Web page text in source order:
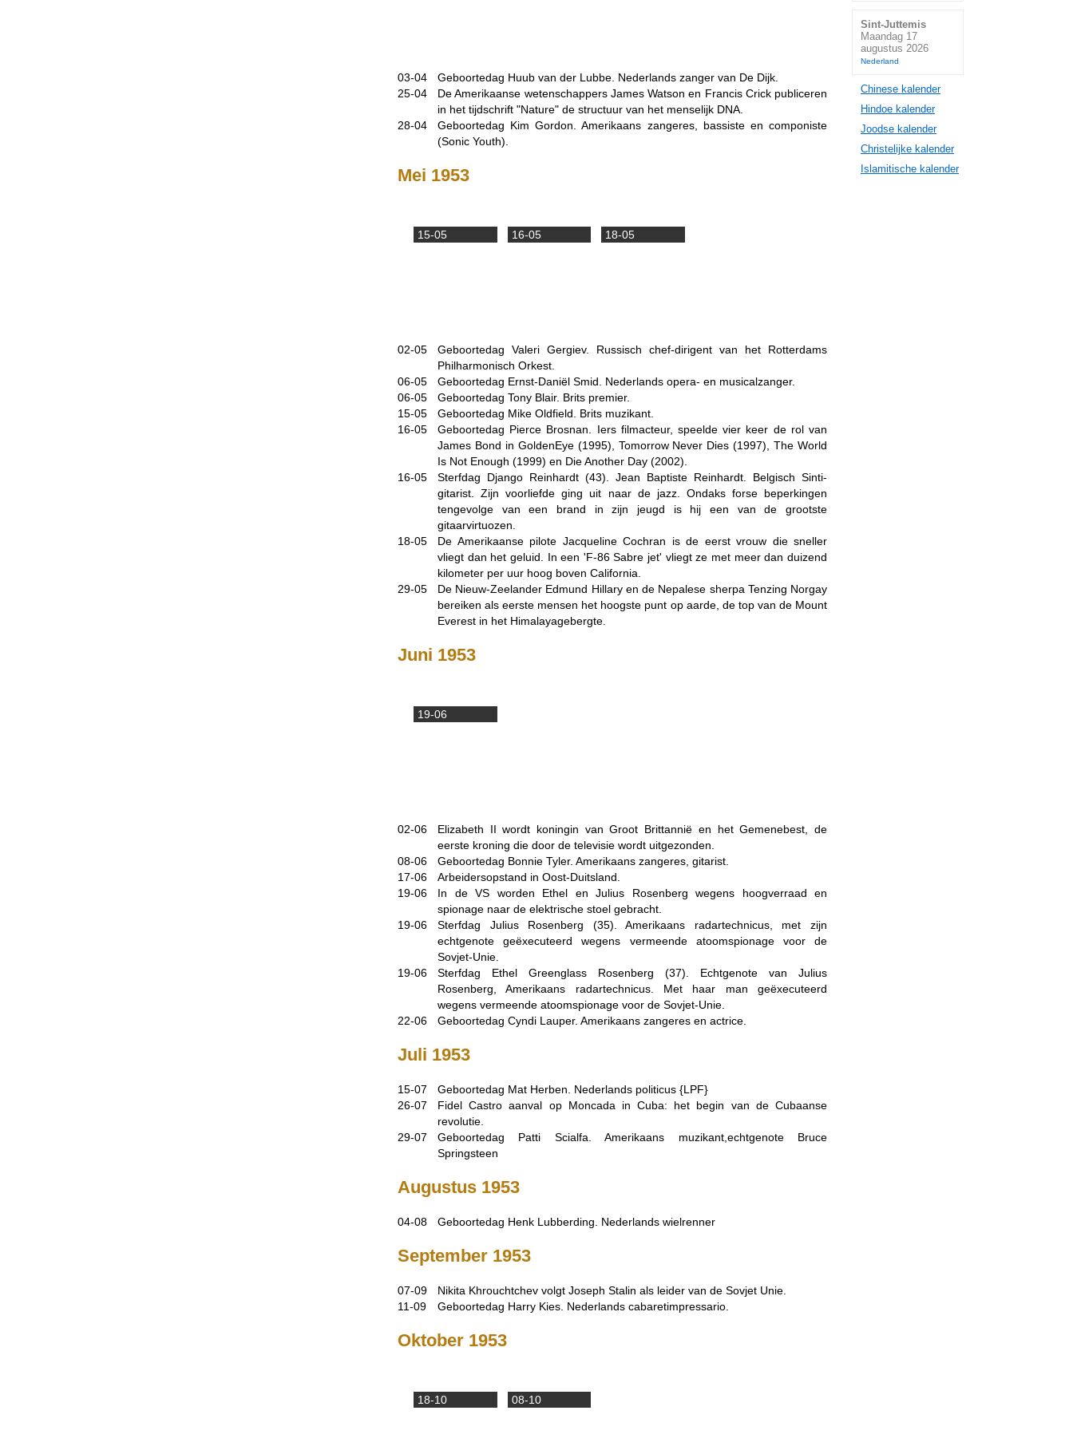
Sint-Juttemis
Maandag 17
augustus 2026
Nederland
Chinese kalender
Hindoe kalender
Joodse kalender
Christelijke kalender
Islamitische kalender
03-04
Geboortedag Huub van der Lubbe. Nederlands zanger van De Dijk.
25-04
De Amerikaanse wetenschappers James Watson en Francis Crick publiceren
in het tijdschrift "Nature" de structuur van het menselijk DNA.
28-04
Geboortedag Kim Gordon. Amerikaans zangeres, bassiste en componiste
(Sonic Youth).
Mei 1953
15-05 16-05 18-05
02-05
Geboortedag Valeri Gergiev. Russisch chef-dirigent van het Rotterdams
Philharmonisch Orkest.
06-05
Geboortedag Ernst-Daniël Smid. Nederlands opera- en musicalzanger.
06-05
Geboortedag Tony Blair. Brits premier.
15-05
Geboortedag Mike Oldfield. Brits muzikant.
16-05
Geboortedag Pierce Brosnan. Iers filmacteur, speelde vier keer de rol van
James Bond in GoldenEye (1995), Tomorrow Never Dies (1997), The World
Is Not Enough (1999) en Die Another Day (2002).
16-05
Sterfdag Django Reinhardt (43). Jean Baptiste Reinhardt. Belgisch Sinti-
gitarist. Zijn voorliefde ging uit naar de jazz. Ondaks forse beperkingen
tengevolge van een brand in zijn jeugd is hij een van de grootste
gitaarvirtuozen.
18-05
De Amerikaanse pilote Jacqueline Cochran is de eerst vrouw die sneller
vliegt dan het geluid. In een 'F-86 Sabre jet' vliegt ze met meer dan duizend
kilometer per uur hoog boven California.
29-05
De Nieuw-Zeelander Edmund Hillary en de Nepalese sherpa Tenzing Norgay
bereiken als eerste mensen het hoogste punt op aarde, de top van de Mount
Everest in het Himalayagebergte.
Juni 1953
19-06
02-06
Elizabeth II wordt koningin van Groot Brittannië en het Gemenebest, de
eerste kroning die door de televisie wordt uitgezonden.
08-06
Geboortedag Bonnie Tyler. Amerikaans zangeres, gitarist.
17-06
Arbeidersopstand in Oost-Duitsland.
19-06
In de VS worden Ethel en Julius Rosenberg wegens hoogverraad en
spionage naar de elektrische stoel gebracht.
19-06
Sterfdag Julius Rosenberg (35). Amerikaans radartechnicus, met zijn
echtgenote geëxecuteerd wegens vermeende atoomspionage voor de
Sovjet-Unie.
19-06
Sterfdag Ethel Greenglass Rosenberg (37). Echtgenote van Julius
Rosenberg, Amerikaans radartechnicus. Met haar man geëxecuteerd
wegens vermeende atoomspionage voor de Sovjet-Unie.
22-06
Geboortedag Cyndi Lauper. Amerikaans zangeres en actrice.
Juli 1953
15-07
Geboortedag Mat Herben. Nederlands politicus {LPF}
26-07
Fidel Castro aanval op Moncada in Cuba: het begin van de Cubaanse
revolutie.
29-07
Geboortedag Patti Scialfa. Amerikaans muzikant,echtgenote Bruce
Springsteen
Augustus 1953
04-08 Geboortedag Henk Lubberding. Nederlands wielrenner
September 1953
07-09
Nikita Khrouchtchev volgt Joseph Stalin als leider van de Sovjet Unie.
11-09
Geboortedag Harry Kies. Nederlands cabaretimpressario.
Oktober 1953
18-10 08-10